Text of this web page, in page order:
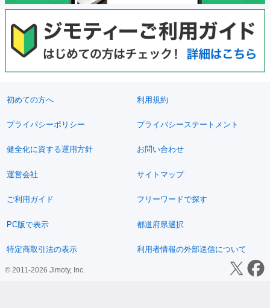
初めての方へ 利用規約
プライバシーポリシー プライバシーステートメント
健全化に資する運用方針 お問い合わせ
運営会社 サイトマップ
ご利用ガイド フリーワードで探す
PC版で表示 都道府県選択
特定商取引法の表示 利用者情報の外部送信について
© 2011-2026 Jimoty, Inc.